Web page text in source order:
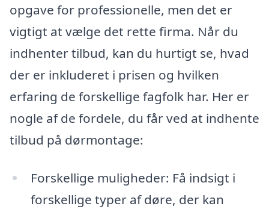
opgave for professionelle, men det er
vigtigt at vælge det rette firma. Når du
indhenter tilbud, kan du hurtigt se, hvad
der er inkluderet i prisen og hvilken
erfaring de forskellige fagfolk har. Her er
nogle af de fordele, du får ved at indhente
tilbud på dørmontage:
Forskellige muligheder: Få indsigt i
forskellige typer af døre, der kan